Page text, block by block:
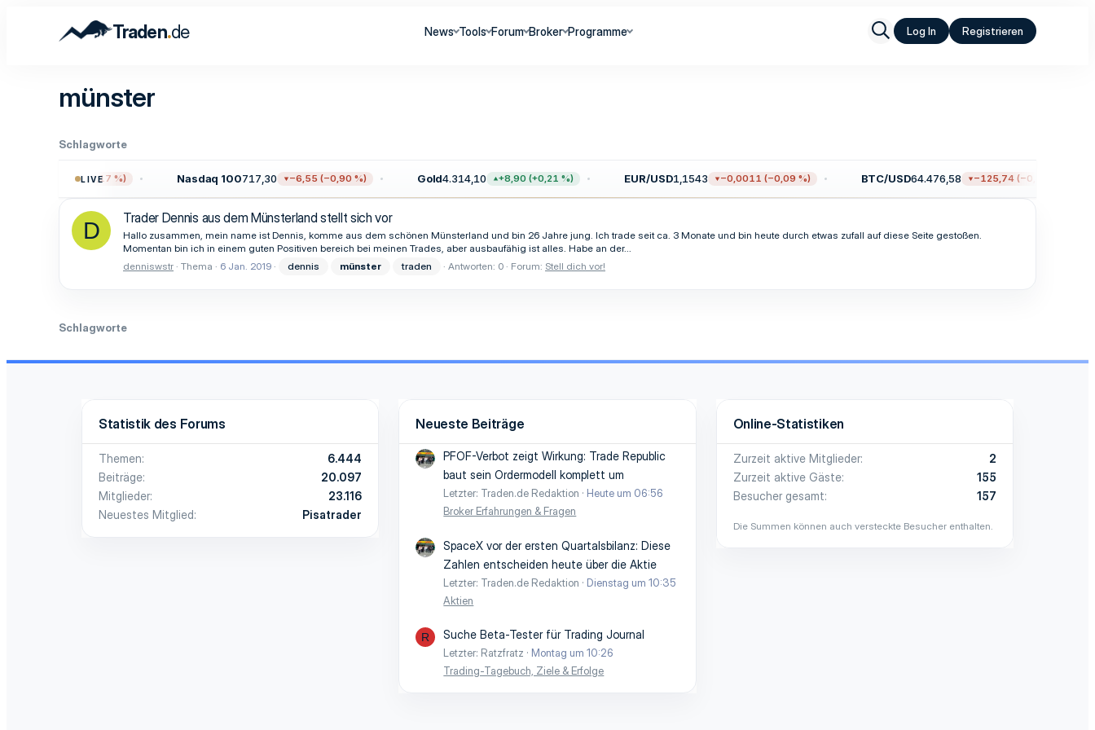
Traden.de News Tools Forum Broker Programme Log In Registrieren
münster
Schlagworte
LIVE
−12,97 (−0,17 %) Nasdaq 100717,30 −6,55 (−0,90 %) Gold4.314,10 +8,90 (+0,21 %) EUR/USD1,1543 −0,0011 (−0,09 %) BTC/USD64.476,58 −125,74 (−0,19 %)
D Trader Dennis aus dem Münsterland stellt sich vor
Hallo zusammen, mein name ist Dennis, komme aus dem schönen Münsterland und bin 26 Jahre jung. Ich trade seit ca. 3 Monate und bin heute durch etwas zufall auf diese Seite gestoßen.
Momentan bin ich in einem guten Positiven bereich bei meinen Trades, aber ausbaufähig ist alles. Habe an der...
denniswstr Thema 6 Jan. 2019 dennis münster traden Antworten: 0 Forum: Stell dich vor!
Schlagworte
Statistik des Forums
Themen
6.444
Beiträge
20.097
Mitglieder
23.116
Neuestes Mitglied
Pisatrader
Neueste Beiträge
PFOF-Verbot zeigt Wirkung: Trade Republic
baut sein Ordermodell komplett um
Letzter: Traden.de Redaktion
Heute um 06:56
Broker Erfahrungen & Fragen
SpaceX vor der ersten Quartalsbilanz: Diese
Zahlen entscheiden heute über die Aktie
Letzter: Traden.de Redaktion
Dienstag um 10:35
Aktien
R Suche Beta-Tester für Trading Journal
Letzter: Ratzfratz
Montag um 10:26
Trading-Tagebuch, Ziele & Erfolge
Online-Statistiken
Zurzeit aktive Mitglieder
2
Zurzeit aktive Gäste
155
Besucher gesamt
157
Die Summen können auch versteckte Besucher enthalten.